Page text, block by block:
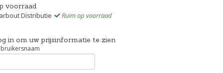
voorraad
Distributie
Ruim op voorraad
in om uw prijsinformatie te zien